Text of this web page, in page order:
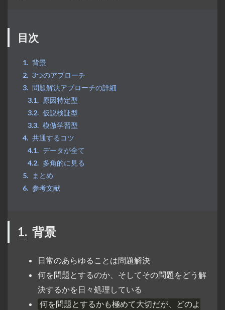
目次
背景
3つのアプローチ
問題解決アプローチの詳細
原因特定型
仮説検証型
模倣学習型
共通するコツ
データが全て
多角的に見る
まとめ
参考文献
1. 背景
日常のあらゆることは問題解決
何を問題とするのか、そしてその問題をどう解
決するかを日々処理している
何を問題とするかも極めて大切だが、どのよ